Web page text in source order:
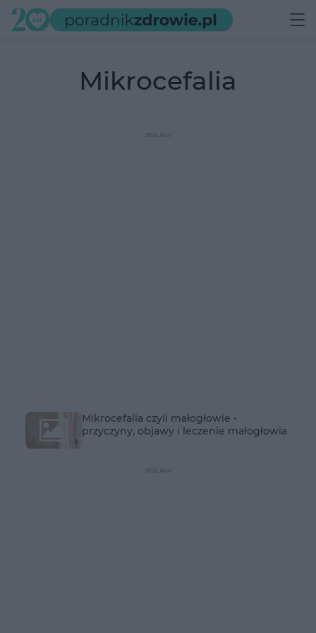
mikrocefalia
Mikrocefalia czyli małogłowie -
przyczyny, objawy i leczenie małogłowia